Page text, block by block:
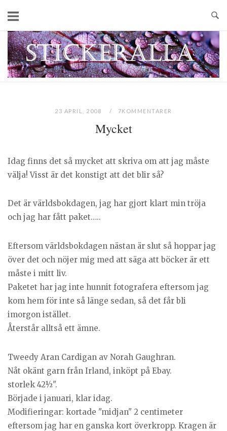
content
Home
23 APRIL, 2008 7KOMMENTARER
Mycket
Idag finns det så mycket att skriva om att jag måste
välja! Visst är det konstigt att det blir så?
Det är världsbokdagen, jag har gjort klart min tröja
och jag har fått paket…..
Eftersom världsbokdagen nästan är slut så hoppar jag
över det och nöjer mig med att säga att böcker är ett
måste i mitt liv.
Paketet har jag inte hunnit fotografera eftersom jag
kom hem för inte så länge sedan, så det får bli
imorgon istället.
Återstår alltså ett ämne.
Tweedy Aran Cardigan av Norah Gaughran.
Nåt okänt garn från Irland, inköpt på Ebay.
storlek 42½".
Började i januari, klar idag.
Modifieringar: kortade "midjan" 2 centimeter
eftersom jag har en ganska kort överkropp. Kragen är